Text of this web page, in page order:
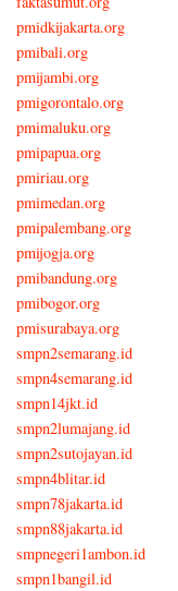
pmidkijakarta.org
pmibali.org
pmijambi.org
pmigorontalo.org
pmimaluku.org
pmipapua.org
pmiriau.org
pmimedan.org
pmipalembang.org
pmijogja.org
pmibandung.org
pmibogor.org
pmisurabaya.org
smpn2semarang.id
smpn4semarang.id
smpn14jkt.id
smpn2lumajang.id
smpn2sutojayan.id
smpn4blitar.id
smpn78jakarta.id
smpn88jakarta.id
smpnegeri1ambon.id
smpn1bangil.id